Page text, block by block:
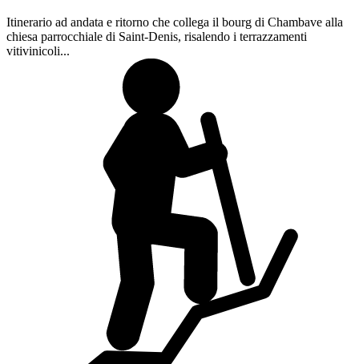
Itinerario ad andata e ritorno che collega il bourg di Chambave alla
chiesa parrocchiale di Saint-Denis, risalendo i terrazzamenti
vitivinicoli...